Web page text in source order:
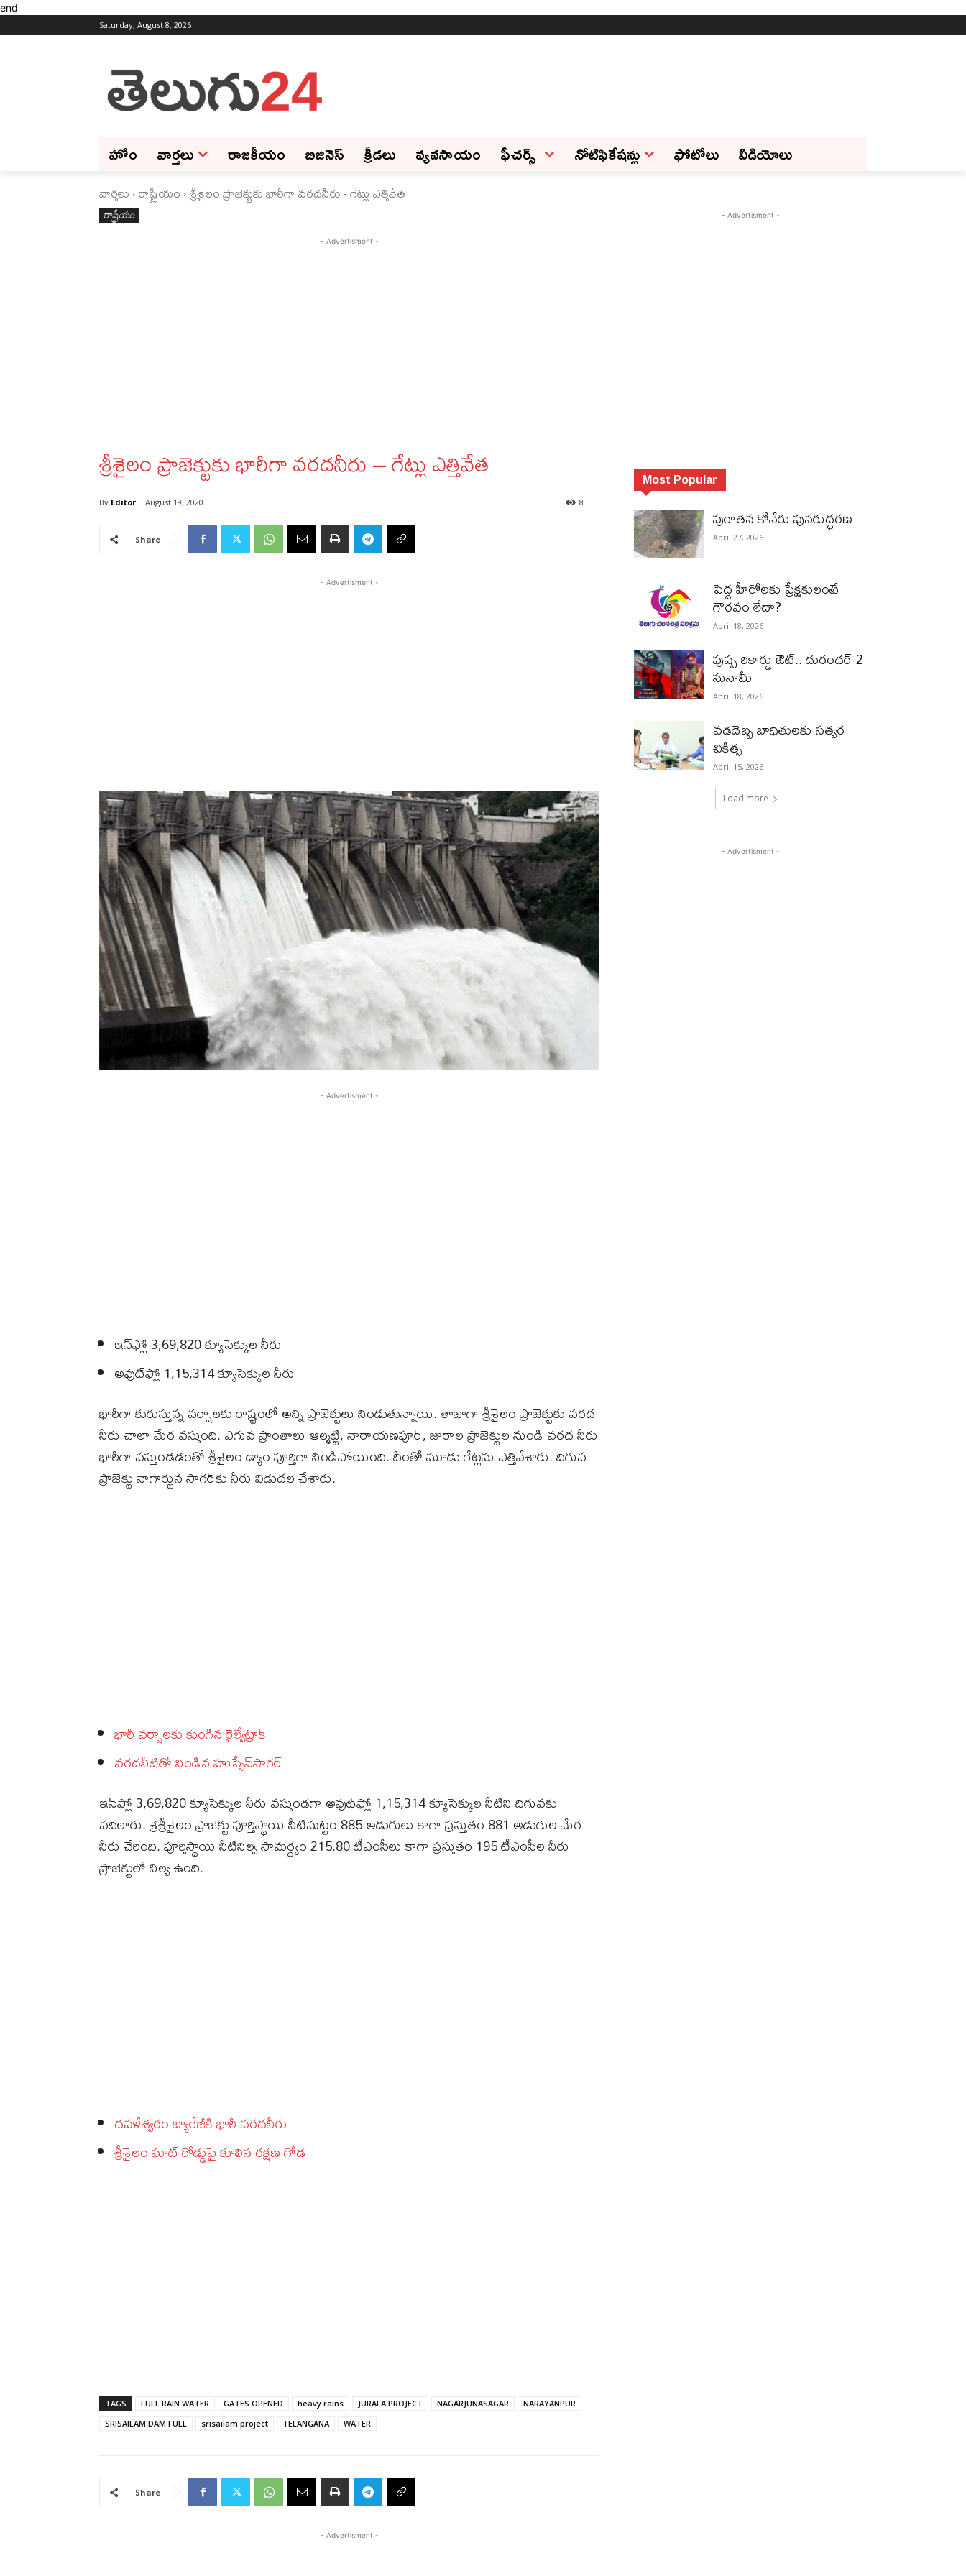
end
Saturday, August 8, 2026
హోం వార్తలు రాజకీయం బిజినెస్‌ క్రీడలు వ్యవసాయం ఫీచ‌ర్స్ ‌ నోటిఫికేషన్లు ఫోటోలు వీడియోలు
వార్తలు రాష్ట్రీయం శ్రీశైలం ప్రాజెక్టుకు భారీగా వరదనీరు - గేట్లు ఎత్తివేత
రాష్ట్రీయం
- Advertisment -
శ్రీశైలం ప్రాజెక్టుకు భారీగా వరదనీరు – గేట్లు ఎత్తివేత
By Editor August 19, 2020 8
Share
- Advertisment -
- Advertisment -
ఇన్‌ఫ్లో 3,69,820 క్యూసెక్కుల నీరు
అవుట్‌ఫ్లో 1,15,314 క్యూసెక్కుల నీరు
భారీగా కురుస్తున్న వర్షాలకు రాష్ర్టంలో అన్ని ప్రాజెక్టులు నిండుతున్నాయి. తాజాగా శ్రీశైలం ప్రాజెక్టుకు వరద
నీరు చాలా మేర వస్తుంది. ఎగువ ప్రాంతాలు ఆల్మట్టి, నారాయణపూర్‌, జురాల ప్రాజెక్టుల నుండి వరద నీరు
భారీగా వస్తుండడంతో శ్రీశైలం డ్యాం పూర్తిగా నిండిపోయింది. దీంతో మూడు గేట్లను ఎత్తివేశారు. దిగువ
ప్రాజెక్టు నాగార్జున సాగర్‌కు నీరు విడుదల చేశారు.
భారీ వర్షాలకు కుంగిన రైల్వేట్రాక్‌
వరదనీటితో నిండిన హుస్సేన్‌సాగర్‌
ఇన్‌ఫ్లో 3,69,820 క్యూసెక్కుల నీరు వస్తుండగా అవుట్‌ఫ్లో 1,15,314 క్యూసెక్కుల నీటిని దిగువకు
వదిలారు. శ్రశ్రీశైలం ప్రాజెక్టు పూర్తిస్థాయి నీటిమట్టం 885 అడుగులు కాగా ప్రస్తుతం 881 అడుగుల మేర
నీరు చేరింది. పూర్తిస్థాయి నీటినిల్వ సామర్థ్యం 215.80 టీఎంసీలు కాగా ప్రస్తుతం 195 టీఎంసీల నీరు
ప్రాజెక్టులో నిల్వ ఉంది.
ధవళేశ్వరం బ్యారేజీకి భారీ వరదనీరు
శ్రీశైలం ఘాట్‌ రోడ్డుపై కూలిన రక్షణ గోడ
TAGS FULL RAIN WATER GATES OPENED heavy rains JURALA PROJECT NAGARJUNASAGAR
NARAYANPUR
SRISAILAM DAM FULL
srisailam project TELANGANA WATER
Share
- Advertisment -
- Advertisment -
Most Popular
పురాత‌న కోనేరు పున‌రుద్ధ‌ర‌ణ
April 27, 2026
పెద్ద హీరోల‌కు ప్రేక్ష‌కులంటే
గౌర‌వం లేదా?
April 18, 2026
పుష్ప రికార్డు ఔట్‌.. దురంధ‌ర్ 2
సునామీ
April 18, 2026
వడదెబ్బ బాధితులకు సత్వర
చికిత్స
April 15, 2026
Load more
- Advertisment -